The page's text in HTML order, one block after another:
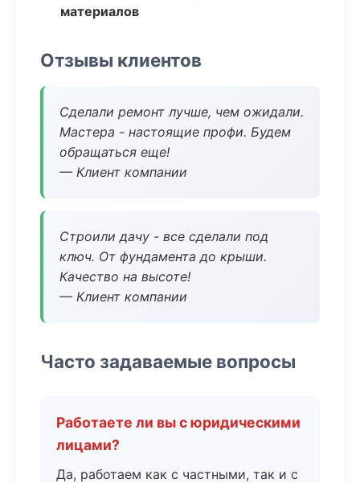
материалов
Отзывы клиентов
Сделали ремонт лучше, чем ожидали.
Мастера - настоящие профи. Будем
обращаться еще!
— Клиент компании
Строили дачу - все сделали под
ключ. От фундамента до крыши.
Качество на высоте!
— Клиент компании
Часто задаваемые вопросы
Работаете ли вы с юридическими
лицами?
Да, работаем как с частными, так и с